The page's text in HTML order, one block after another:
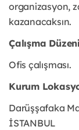
organizasyon,
kazanacaksın.
Çalışma Düzeni
Ofis çalışması.
Kurum
Darüşşafaka
İSTANBUL